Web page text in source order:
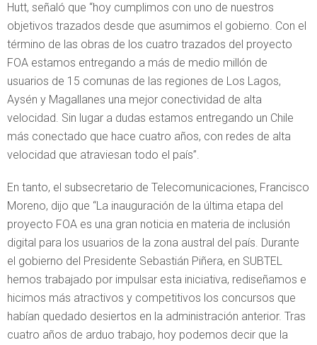
Hutt, señaló que “hoy cumplimos con uno de nuestros
objetivos trazados desde que asumimos el gobierno. Con el
término de las obras de los cuatro trazados del proyecto
FOA estamos entregando a más de medio millón de
usuarios de 15 comunas de las regiones de Los Lagos,
Aysén y Magallanes una mejor conectividad de alta
velocidad. Sin lugar a dudas estamos entregando un Chile
más conectado que hace cuatro años, con redes de alta
velocidad que atraviesan todo el país”.
En tanto, el subsecretario de Telecomunicaciones, Francisco
Moreno, dijo que “La inauguración de la última etapa del
proyecto FOA es una gran noticia en materia de inclusión
digital para los usuarios de la zona austral del país. Durante
el gobierno del Presidente Sebastián Piñera, en SUBTEL
hemos trabajado por impulsar esta iniciativa, rediseñamos e
hicimos más atractivos y competitivos los concursos que
habían quedado desiertos en la administración anterior. Tras
cuatro años de arduo trabajo, hoy podemos decir que la